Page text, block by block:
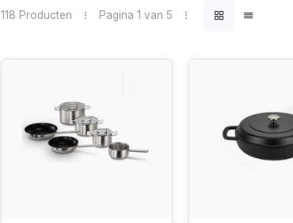
118 Producten Pagina 1 van 5